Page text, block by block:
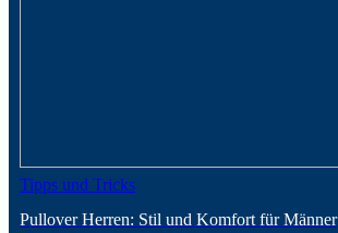
Tipps und Tricks
Pullover Herren: Stil und Komfort für Männer